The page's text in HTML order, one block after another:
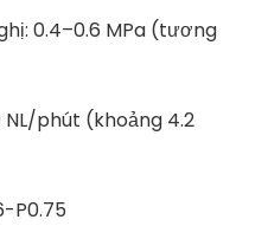
0.4–0.6 MPa (tương
NL/phút (khoảng 4.2
P0.75